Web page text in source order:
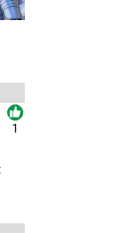
1